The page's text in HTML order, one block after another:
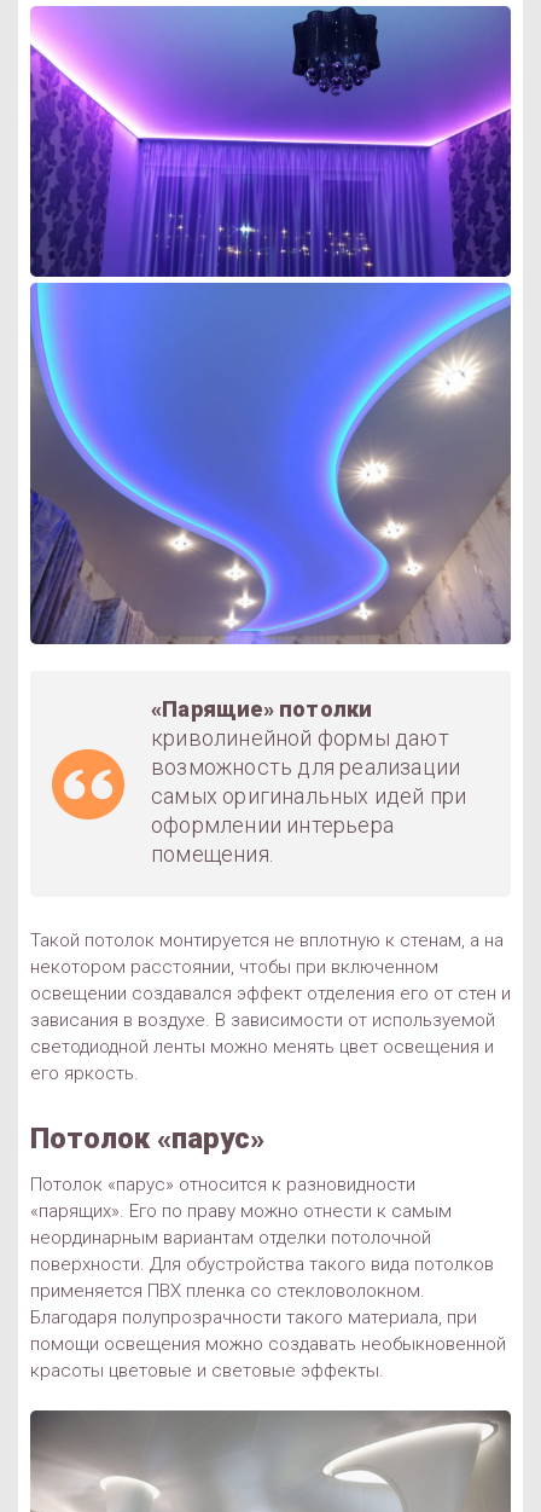
«Парящие» потолки
криволинейной формы дают
возможность для реализации
самых оригинальных идей при
оформлении интерьера
помещения.
Такой потолок монтируется не вплотную к стенам, а на
некотором расстоянии, чтобы при включенном
освещении создавался эффект отделения его от стен и
зависания в воздухе. В зависимости от используемой
светодиодной ленты можно менять цвет освещения и
его яркость.
Потолок «парус»
Потолок «парус» относится к разновидности
«парящих». Его по праву можно отнести к самым
неординарным вариантам отделки потолочной
поверхности. Для обустройства такого вида потолков
применяется ПВХ пленка со стекловолокном.
Благодаря полупрозрачности такого материала, при
помощи освещения можно создавать необыкновенной
красоты цветовые и световые эффекты.